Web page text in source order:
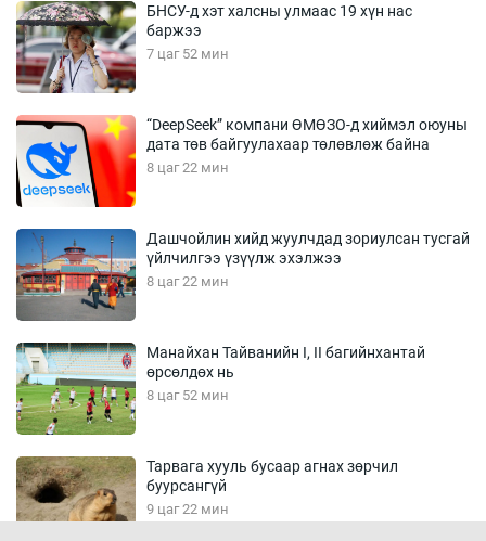
БНСУ-д хэт халсны улмаас 19 хүн нас
баржээ
7 цаг 52 мин
“DeepSeek” компани ӨМӨЗО-д хиймэл оюуны
дата төв байгуулахаар төлөвлөж байна
8 цаг 22 мин
Дашчойлин хийд жуулчдад зориулсан тусгай
үйлчилгээ үзүүлж эхэлжээ
8 цаг 22 мин
Манайхан Тайванийн I, II багийнхантай
өрсөлдөх нь
8 цаг 52 мин
Тарвага хууль бусаар агнах зөрчил
буурсангүй
9 цаг 22 мин